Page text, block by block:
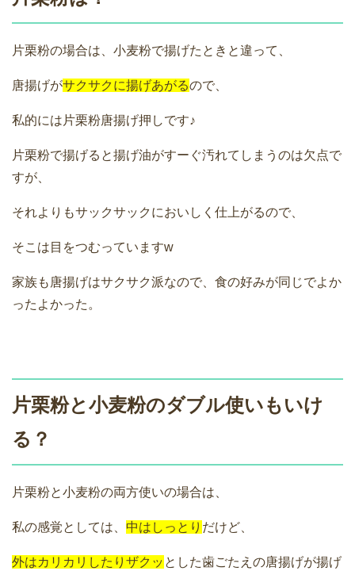
片栗粉の場合は、小麦粉で揚げたときと違って、
唐揚げがサクサクに揚げあがるので、
私的には片栗粉唐揚げ押しです♪
片栗粉で揚げると揚げ油がすーぐ汚れてしまうのは欠点で
すが、
それよりもサックサックにおいしく仕上がるので、
そこは目をつむっていますw
家族も唐揚げはサクサク派なので、食の好みが同じでよか
ったよかった。
片栗粉と小麦粉のダブル使いもいけ
る？
片栗粉と小麦粉の両方使いの場合は、
私の感覚としては、 中はしっとり だけど、
外はカリカリしたりザクッ とした歯ごたえの唐揚げが揚げ